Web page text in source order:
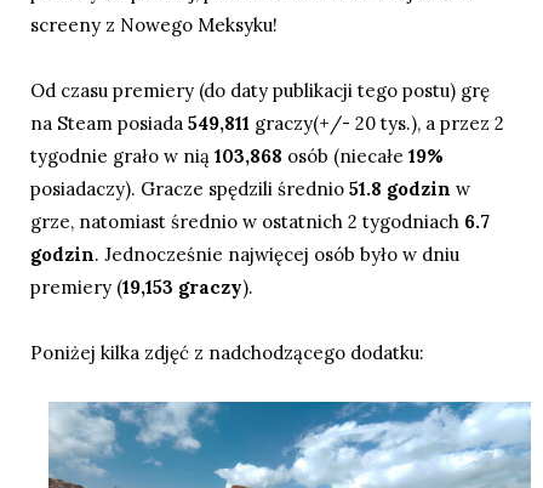
screeny z Nowego Meksyku!
Od czasu premiery (do daty publikacji tego postu) grę
na Steam posiada 549,811 graczy(+/- 20 tys.), a przez 2
tygodnie grało w nią 103,868 osób (niecałe 19%
posiadaczy). Gracze spędzili średnio 51.8 godzin w
grze, natomiast średnio w ostatnich 2 tygodniach 6.7
godzin. Jednocześnie najwięcej osób było w dniu
premiery (19,153 graczy).
Poniżej kilka zdjęć z nadchodzącego dodatku: